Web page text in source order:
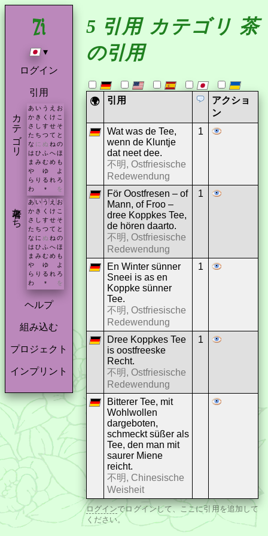
▾
ログイン
引用
カテゴリ あ い う え お
か き く け こ
さ し す せ そ
た ち つ て と
な に ぬ ね の
は ひ ふ へ ほ
ま み む め も
や
ゆ
よ
ら り る れ ろ
わ
* を
著者たち あ い う え お
か き く け こ
さ
し す せ そ
た ち つ て と
な に ぬ ね の
は ひ ふ へ ほ
ま み む め も
や
ゆ
よ
ら り る れ ろ
わ
* を
ヘルプ
組み込む
プロジェクト
インプリント
5 引用 カテゴリ 茶
の引用
🌍 引用
アクショ
ン
Wat was de Tee,
wenn de Kluntje
dat neet dee.
不明, Ostfriesische
Redewendung
1
För Oostfresen – of
Mann, of Froo –
dree Koppkes Tee,
de hören daarto.
不明, Ostfriesische
Redewendung
1
En Winter sünner
Sneei is as en
Koppke sünner
Tee.
不明, Ostfriesische
Redewendung
1
Dree Koppkes Tee
is oostfreeske
Recht.
不明, Ostfriesische
Redewendung
1
Bitterer Tee, mit
Wohlwollen
dargeboten,
schmeckt süßer als
Tee, den man mit
saurer Miene
reicht.
不明, Chinesische
Weisheit
ログインでログインして、ここに引用を追加して
ください。